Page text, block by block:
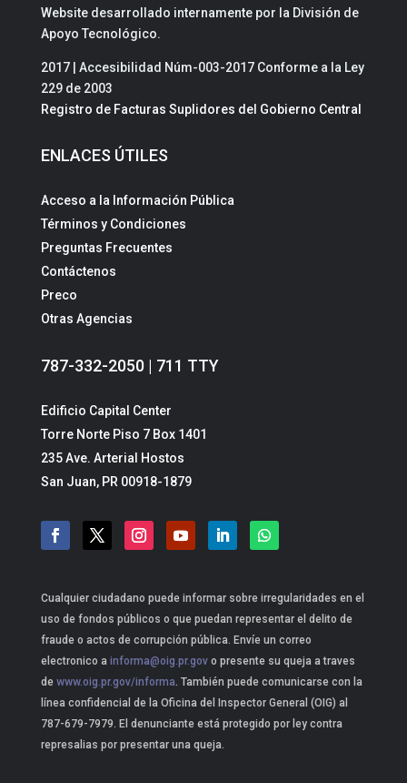
Website desarrollado internamente por la División de
Apoyo Tecnológico.
2017 | Accesibilidad Núm-003-2017 Conforme a la Ley
229 de 2003
Registro de Facturas Suplidores del Gobierno Central
ENLACES ÚTILES
Acceso a la Información Pública
Términos y Condiciones
Preguntas Frecuentes
Contáctenos
Preco
Otras Agencias
787-332-2050 | 711 TTY
Edificio Capital Center
Torre Norte Piso 7 Box 1401
235 Ave. Arterial Hostos
San Juan, PR 00918-1879
Cualquier ciudadano puede informar sobre irregularidades en el
uso de fondos públicos o que puedan representar el delito de
fraude o actos de corrupción pública. Envíe un correo
electronico a informa@oig.pr.govo presente su queja a traves
dewww.oig.pr.gov/informa. También puede comunicarse con la
línea confidencial de la Oficina del Inspector General (OIG) al
787-679-7979. El denunciante está protegido por ley contra
represalias por presentar una queja.